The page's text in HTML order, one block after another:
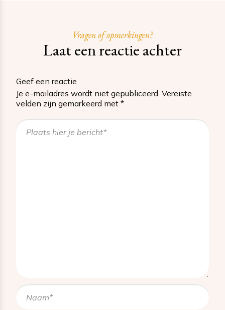
Vragen of opmerkingen?
Laat een reactie achter
Geef een reactie
Je e-mailadres wordt niet gepubliceerd. Vereiste
velden zijn gemarkeerd met *